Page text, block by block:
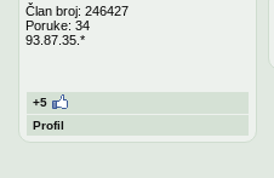
Član broj: 246427
Poruke: 34
93.87.35.*
+5
Profil